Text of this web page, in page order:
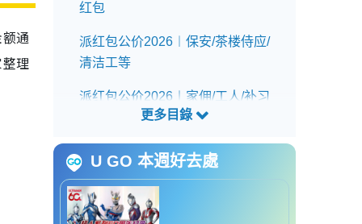
通
理
红包
派红包公价2026︱保安/茶楼侍应/
清洁工等
派红包公价2026︱家佣/工人/补习
U GO 本週好去處